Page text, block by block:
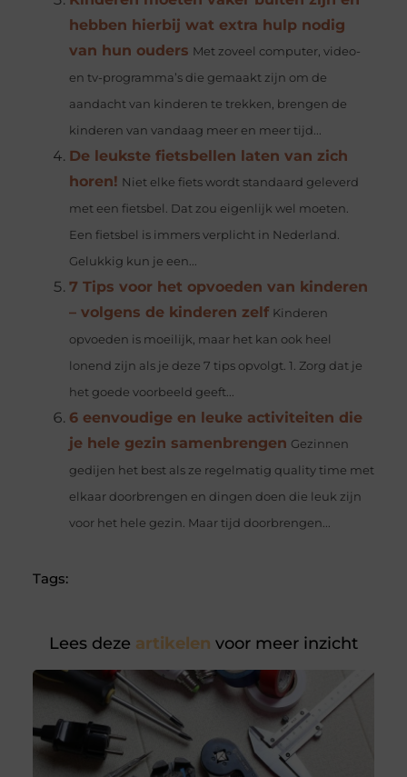
hebben hierbij wat extra hulp nodig
van hun ouders Met zoveel computer, video-
en tv-programma’s die gemaakt zijn om de
aandacht van kinderen te trekken, brengen de
kinderen van vandaag meer en meer tijd...
De leukste fietsbellen laten van zich
horen! Niet elke fiets wordt standaard geleverd
met een fietsbel. Dat zou eigenlijk wel moeten.
Een fietsbel is immers verplicht in Nederland.
Gelukkig kun je een...
7 Tips voor het opvoeden van kinderen
– volgens de kinderen zelf Kinderen
opvoeden is moeilijk, maar het kan ook heel
lonend zijn als je deze 7 tips opvolgt. 1. Zorg dat je
het goede voorbeeld geeft...
6 eenvoudige en leuke activiteiten die
je hele gezin samenbrengen Gezinnen
gedijen het best als ze regelmatig quality time met
elkaar doorbrengen en dingen doen die leuk zijn
voor het hele gezin. Maar tijd doorbrengen...
Tags:
Lees deze artikelen voor meer inzicht